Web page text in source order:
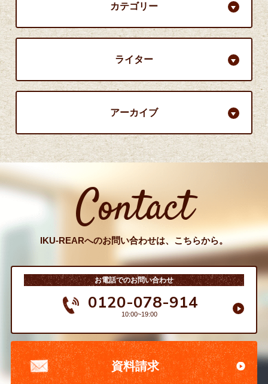
カテゴリー
ライター
アーカイブ
Contact
IKU-REARへのお問い合わせは、こちらから。
お電話でのお問い合わせ
0120-078-914
10:00~19:00
資料請求